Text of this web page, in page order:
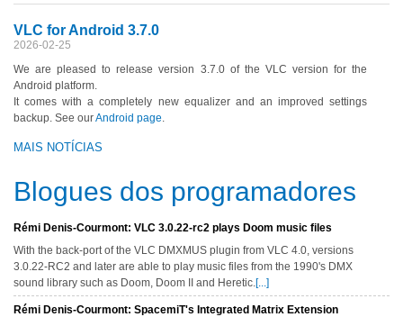
VLC for Android 3.7.0
2026-02-25
We are pleased to release version 3.7.0 of the VLC version for the
Android platform.
It comes with a completely new equalizer and an improved settings
backup. See ourAndroid page.
MAIS NOTÍCIAS
Blogues dos programadores
Rémi Denis-Courmont: VLC 3.0.22-rc2 plays Doom music files
With the back-port of the VLC DMXMUS plugin from VLC 4.0, versions
3.0.22-RC2 and later are able to play music files from the 1990's DMX
sound library such as Doom, Doom II and Heretic.[...]
Rémi Denis-Courmont: SpacemiT's Integrated Matrix Extension